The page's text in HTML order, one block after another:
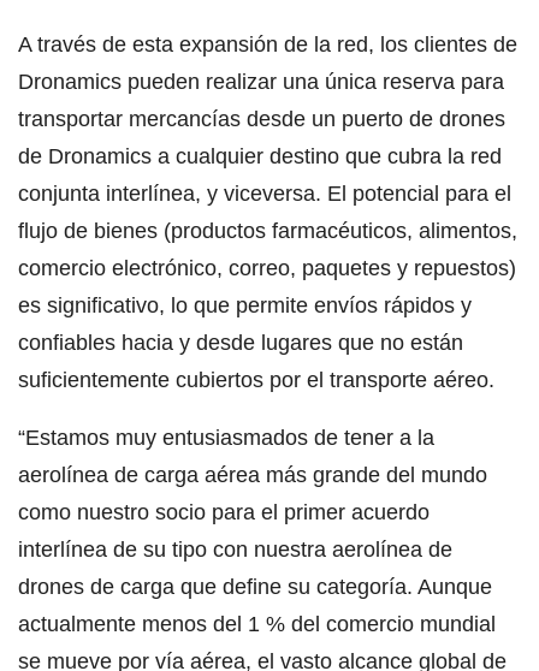
A través de esta expansión de la red, los clientes de
Dronamics pueden realizar una única reserva para
transportar mercancías desde un puerto de drones
de Dronamics a cualquier destino que cubra la red
conjunta interlínea, y viceversa. El potencial para el
flujo de bienes (productos farmacéuticos, alimentos,
comercio electrónico, correo, paquetes y repuestos)
es significativo, lo que permite envíos rápidos y
confiables hacia y desde lugares que no están
suficientemente cubiertos por el transporte aéreo.
“Estamos muy entusiasmados de tener a la
aerolínea de carga aérea más grande del mundo
como nuestro socio para el primer acuerdo
interlínea de su tipo con nuestra aerolínea de
drones de carga que define su categoría. Aunque
actualmente menos del 1 % del comercio mundial
se mueve por vía aérea, el vasto alcance global de